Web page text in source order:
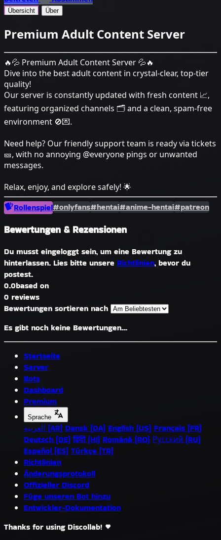
Übersicht Über
Premium Adult Content Server
🔥💦 Premium Adult Content Server 💦🔥
Dive into the best adult content in crystal-clear, top-tier
quality!
Our server is constantly updated with fresh content 📈,
featuring organized channels 🗂️ and a clean, spam-free
environment 🚫💌.
Need help? Our friendly support team is ready via tickets
🎫, with no annoying @everyone pings or unwanted
messages.
Relax, enjoy, and explore safely! 🌟
Rollenspiel#onlyfans#hentai#anime-hentai#patreon
Bewertungen & Rezensionen
Du musst eingeloggt sein, um eine Bewertung zu
hinterlassen. Lies bitte unsere Richtlinien, bevor du
postest.
0.0based on
0 reviews
Bewertungen sortieren nach
Es gibt noch keine Bewertungen...
Startseite
Server
Bots
Dashboard
Premium
Sprache
العربية (AR) Dansk (DA) English (US) Français (FR)
Deutsch (DE) हिंदी (HI) Română (RO) Русский (RU)
Español (ES) Türkçe (TR)
Richtlinien
Änderungsprotokoll
Offizieller Discord
Füge unseren Bot hinzu
Entwickler-Dokumentation
Thanks for using Discollab!